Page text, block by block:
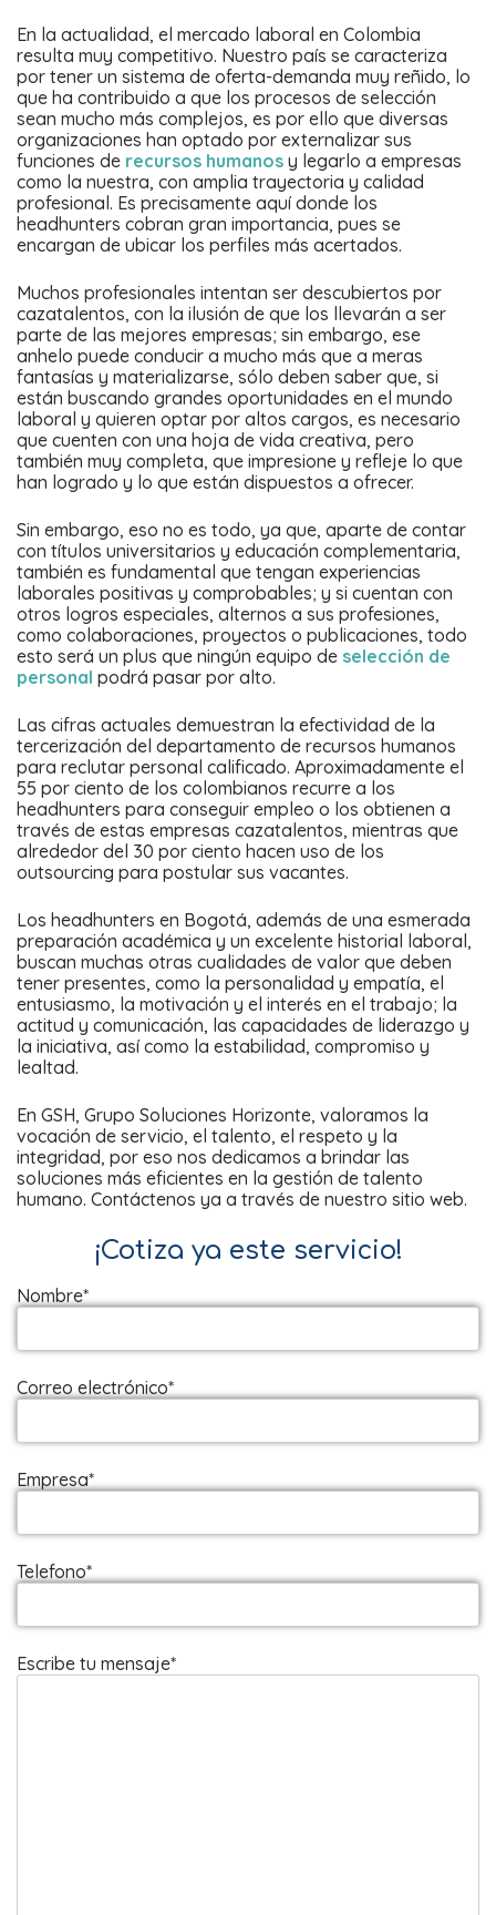
En la actualidad, el mercado laboral en Colombia
resulta muy competitivo. Nuestro país se caracteriza
por tener un sistema de oferta-demanda muy reñido, lo
que ha contribuido a que los procesos de selección
sean mucho más complejos, es por ello que diversas
organizaciones han optado por externalizar sus
funciones de recursos humanos y legarlo a empresas
como la nuestra, con amplia trayectoria y calidad
profesional. Es precisamente aquí donde los
headhunters cobran gran importancia, pues se
encargan de ubicar los perfiles más acertados.
Muchos profesionales intentan ser descubiertos por
cazatalentos, con la ilusión de que los llevarán a ser
parte de las mejores empresas; sin embargo, ese
anhelo puede conducir a mucho más que a meras
fantasías y materializarse, sólo deben saber que, si
están buscando grandes oportunidades en el mundo
laboral y quieren optar por altos cargos, es necesario
que cuenten con una hoja de vida creativa, pero
también muy completa, que impresione y refleje lo que
han logrado y lo que están dispuestos a ofrecer.
Sin embargo, eso no es todo, ya que, aparte de contar
con títulos universitarios y educación complementaria,
también es fundamental que tengan experiencias
laborales positivas y comprobables; y si cuentan con
otros logros especiales, alternos a sus profesiones,
como colaboraciones, proyectos o publicaciones, todo
esto será un plus que ningún equipo de selección de
personal podrá pasar por alto.
Las cifras actuales demuestran la efectividad de la
tercerización del departamento de recursos humanos
para reclutar personal calificado. Aproximadamente el
55 por ciento de los colombianos recurre a los
headhunters para conseguir empleo o los obtienen a
través de estas empresas cazatalentos, mientras que
alrededor del 30 por ciento hacen uso de los
outsourcing para postular sus vacantes.
Los headhunters en Bogotá, además de una esmerada
preparación académica y un excelente historial laboral,
buscan muchas otras cualidades de valor que deben
tener presentes, como la personalidad y empatía, el
entusiasmo, la motivación y el interés en el trabajo; la
actitud y comunicación, las capacidades de liderazgo y
la iniciativa, así como la estabilidad, compromiso y
lealtad.
En GSH, Grupo Soluciones Horizonte, valoramos la
vocación de servicio, el talento, el respeto y la
integridad, por eso nos dedicamos a brindar las
soluciones más eficientes en la gestión de talento
humano. Contáctenos ya a través de nuestro sitio web.
¡Cotiza ya este servicio!
Nombre*
Correo electrónico*
Empresa*
Telefono*
Escribe tu mensaje*